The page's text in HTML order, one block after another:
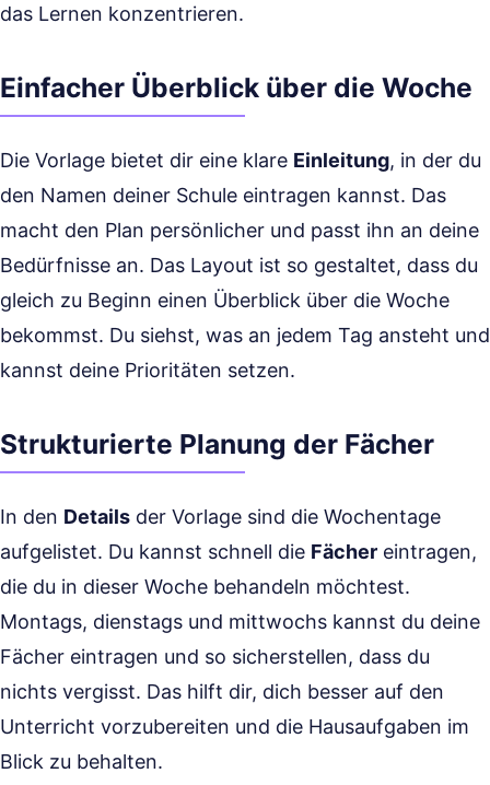
das Lernen konzentrieren.
Einfacher Überblick über die Woche
Die Vorlage bietet dir eine klare Einleitung, in der du
den Namen deiner Schule eintragen kannst. Das
macht den Plan persönlicher und passt ihn an deine
Bedürfnisse an. Das Layout ist so gestaltet, dass du
gleich zu Beginn einen Überblick über die Woche
bekommst. Du siehst, was an jedem Tag ansteht und
kannst deine Prioritäten setzen.
Strukturierte Planung der Fächer
In den Details der Vorlage sind die Wochentage
aufgelistet. Du kannst schnell die Fächer eintragen,
die du in dieser Woche behandeln möchtest.
Montags, dienstags und mittwochs kannst du deine
Fächer eintragen und so sicherstellen, dass du
nichts vergisst. Das hilft dir, dich besser auf den
Unterricht vorzubereiten und die Hausaufgaben im
Blick zu behalten.